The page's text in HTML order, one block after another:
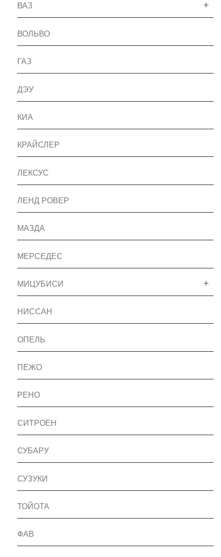
ВАЗ
ВОЛЬВО
ГАЗ
ДЭУ
КИА
КРАЙСЛЕР
ЛЕКСУС
ЛЕНД РОВЕР
МАЗДА
МЕРСЕДЕС
МИЦУБИСИ
НИССАН
ОПЕЛЬ
ПЕЖО
РЕНО
СИТРОЕН
СУБАРУ
СУЗУКИ
ТОЙОТА
ФАВ